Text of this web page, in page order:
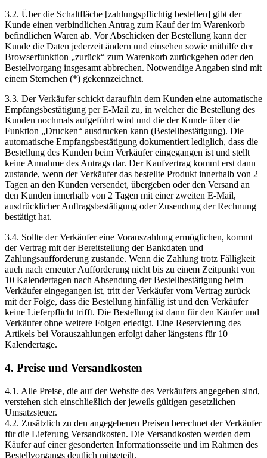
3.2. Über die Schaltfläche [zahlungspflichtig bestellen] gibt der
Kunde einen verbindlichen Antrag zum Kauf der im Warenkorb
befindlichen Waren ab. Vor Abschicken der Bestellung kann der
Kunde die Daten jederzeit ändern und einsehen sowie mithilfe der
Browserfunktion „zurück“ zum Warenkorb zurückgehen oder den
Bestellvorgang insgesamt abbrechen. Notwendige Angaben sind mit
einem Sternchen (*) gekennzeichnet.
3.3. Der Verkäufer schickt daraufhin dem Kunden eine automatische
Empfangsbestätigung per E-Mail zu, in welcher die Bestellung des
Kunden nochmals aufgeführt wird und die der Kunde über die
Funktion „Drucken“ ausdrucken kann (Bestellbestätigung). Die
automatische Empfangsbestätigung dokumentiert lediglich, dass die
Bestellung des Kunden beim Verkäufer eingegangen ist und stellt
keine Annahme des Antrags dar. Der Kaufvertrag kommt erst dann
zustande, wenn der Verkäufer das bestellte Produkt innerhalb von 2
Tagen an den Kunden versendet, übergeben oder den Versand an
den Kunden innerhalb von 2 Tagen mit einer zweiten E-Mail,
ausdrücklicher Auftragsbestätigung oder Zusendung der Rechnung
bestätigt hat.
3.4. Sollte der Verkäufer eine Vorauszahlung ermöglichen, kommt
der Vertrag mit der Bereitstellung der Bankdaten und
Zahlungsaufforderung zustande. Wenn die Zahlung trotz Fälligkeit
auch nach erneuter Aufforderung nicht bis zu einem Zeitpunkt von
10 Kalendertagen nach Absendung der Bestellbestätigung beim
Verkäufer eingegangen ist, tritt der Verkäufer vom Vertrag zurück
mit der Folge, dass die Bestellung hinfällig ist und den Verkäufer
keine Lieferpflicht trifft. Die Bestellung ist dann für den Käufer und
Verkäufer ohne weitere Folgen erledigt. Eine Reservierung des
Artikels bei Vorauszahlungen erfolgt daher längstens für 10
Kalendertage.
4. Preise und Versandkosten
4.1. Alle Preise, die auf der Website des Verkäufers angegeben sind,
verstehen sich einschließlich der jeweils gültigen gesetzlichen
Umsatzsteuer.
4.2. Zusätzlich zu den angegebenen Preisen berechnet der Verkäufer
für die Lieferung Versandkosten. Die Versandkosten werden dem
Käufer auf einer gesonderten Informationsseite und im Rahmen des
Bestellvorgangs deutlich mitgeteilt.